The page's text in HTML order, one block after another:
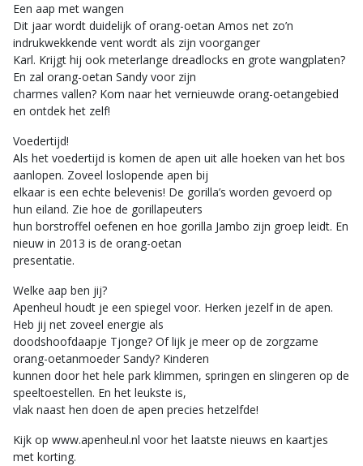
Een aap met wangen
Dit jaar wordt duidelijk of orang-oetan Amos net zo’n
indrukwekkende vent wordt als zijn voorganger
Karl. Krijgt hij ook meterlange dreadlocks en grote wangplaten?
En zal orang-oetan Sandy voor zijn
charmes vallen? Kom naar het vernieuwde orang-oetangebied
en ontdek het zelf!
Voedertijd!
Als het voedertijd is komen de apen uit alle hoeken van het bos
aanlopen. Zoveel loslopende apen bij
elkaar is een echte belevenis! De gorilla’s worden gevoerd op
hun eiland. Zie hoe de gorillapeuters
hun borstroffel oefenen en hoe gorilla Jambo zijn groep leidt. En
nieuw in 2013 is de orang-oetan
presentatie.
Welke aap ben jij?
Apenheul houdt je een spiegel voor. Herken jezelf in de apen.
Heb jij net zoveel energie als
doodshoofdaapje Tjonge? Of lijk je meer op de zorgzame
orang-oetanmoeder Sandy? Kinderen
kunnen door het hele park klimmen, springen en slingeren op de
speeltoestellen. En het leukste is,
vlak naast hen doen de apen precies hetzelfde!
Kijk op www.apenheul.nl voor het laatste nieuws en kaartjes
met korting.